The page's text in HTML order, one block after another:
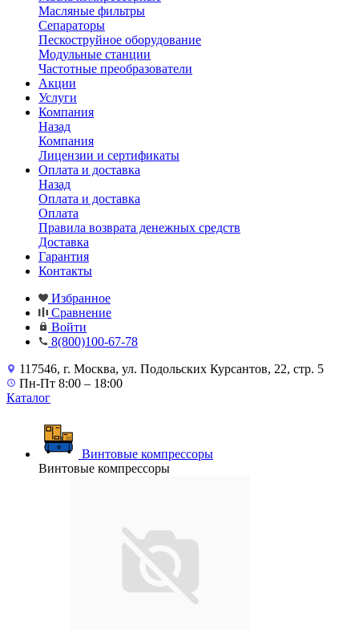
Масляные фильтры
Сепараторы
Пескоструйное оборудование
Модульные станции
Частотные преобразователи
Акции
Услуги
Компания
Назад
Компания
Лицензии и сертификаты
Оплата и доставка
Назад
Оплата и доставка
Оплата
Правила возврата денежных средств
Доставка
Гарантия
Контакты
Избранное
Сравнение
Войти
8(800)100-67-78
117546, г. Москва, ул. Подольских Курсантов, 22, стр. 5
Пн-Пт 8:00 – 18:00
Каталог
Винтовые компрессоры
Винтовые компрессоры